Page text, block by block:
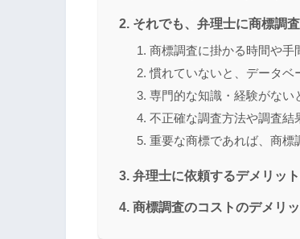
それでも、弁理士に商標調
商標調査に掛かる時間や手
慣れていないと、データベ
専門的な知識・経験がない
不正確な調査方法や調査結
重要な商標であれば、商標
弁理士に依頼するデメリッ
商標調査のコストのデメリ